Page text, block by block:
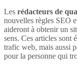
Les rédacteurs de
nouvelles règles SEO
aideront à obtenir un
sens. Ces articles sont
trafic web, mais aussi
pour la personne qui